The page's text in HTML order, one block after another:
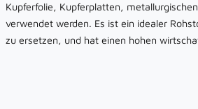
Kupferfolie, Kupferplatten,
verwendet werden. Es ist ein idealer
zu ersetzen, und hat einen hohen